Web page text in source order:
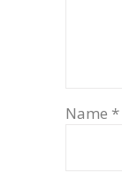
Name *